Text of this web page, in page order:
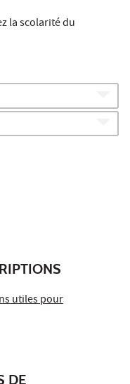
la scolarité du
utiles pour
DE